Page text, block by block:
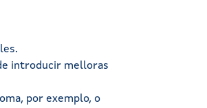
introducir melloras
por exemplo, o